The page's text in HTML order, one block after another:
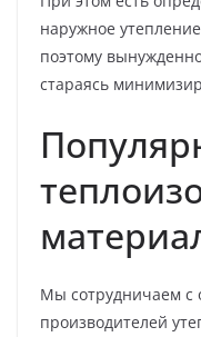
наружное
поэтому
стараясь
Мы сотрудничаем с
производителей